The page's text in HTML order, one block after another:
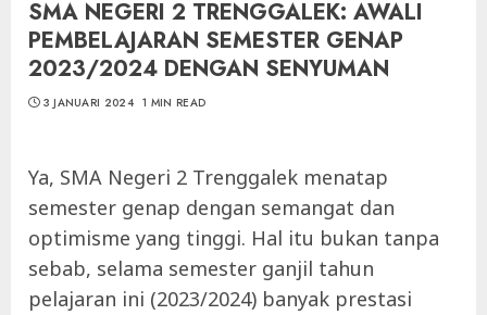
SMA NEGERI 2 TRENGGALEK: AWALI
PEMBELAJARAN SEMESTER GENAP
2023/2024 DENGAN SENYUMAN
3 JANUARI 2024 1 MIN READ
Ya, SMA Negeri 2 Trenggalek menatap
semester genap dengan semangat dan
optimisme yang tinggi. Hal itu bukan tanpa
sebab, selama semester ganjil tahun
pelajaran ini (2023/2024) banyak prestasi